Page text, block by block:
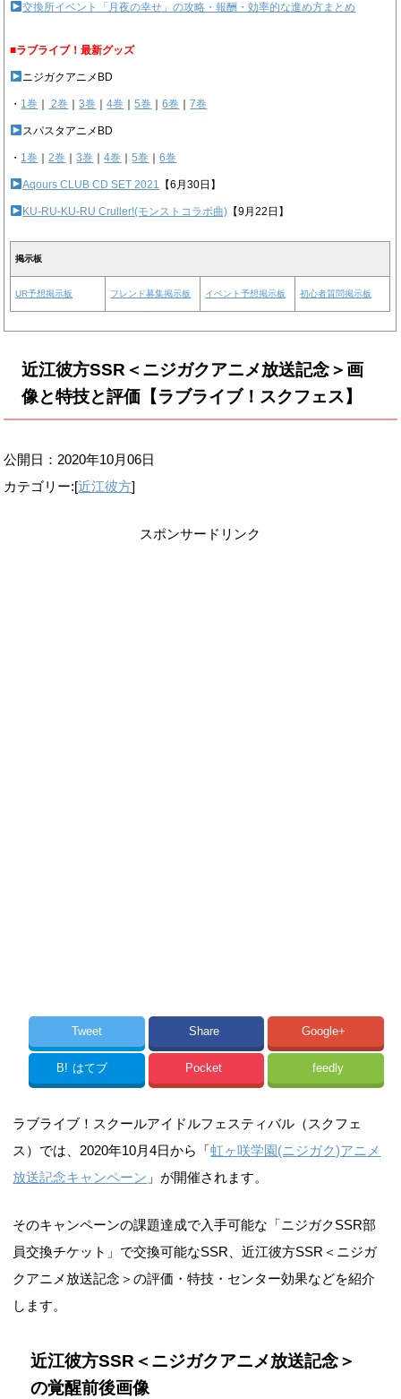
交換所イベント「月夜の幸せ」の攻略・報酬・効率的な進め方まとめ
■ラブライブ！最新グッズ
ニジガクアニメBD
・ 1巻 2巻 ｜3巻 ｜4巻 ｜5巻 ｜6巻 ｜7巻
スパスタアニメBD
・ 1巻 ｜2巻 ｜3巻 ｜4巻 ｜5巻 ｜6巻
Aqours CLUB CD SET 2021 【6月30日】
KU-RU-KU-RU Cruller!(モンストコラボ曲) 【9月22日】
掲示板
UR予想掲示板 フレンド募集掲示板 イベント予想掲示板 初心者質問掲示板
近江彼方SSR＜ニジガクアニメ放送記念＞画
像と特技と評価【ラブライブ！スクフェス】
公開日： 2020年10月06日
カテゴリー:[近江彼方]
スポンサードリンク
Tweet Share Google+
B! はてブ Pocket feedly
ラブライブ！スクールアイドルフェスティバル（スクフェ
ス）では、2020年10月4日から「虹ヶ咲学園(ニジガク)アニメ
放送記念キャンペーン 」が開催されます。
そのキャンペーンの課題達成で入手可能な「ニジガクSSR部
員交換チケット」で交換可能なSSR、近江彼方SSR＜ニジガ
クアニメ放送記念＞の評価・特技・センター効果などを紹介
します。
近江彼方SSR＜ニジガクアニメ放送記念＞
の覚醒前後画像